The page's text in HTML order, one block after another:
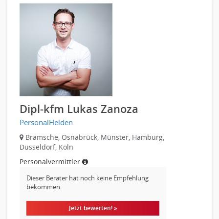
PR, Unternehmenskommunikation
Produktmanagement
Strategisches Marketing
Vertriebsmarketing
Human Resources
Personal Leitung, Teamleitung
rec2rec
Recruiting, Personalmarketing
Referent
Anwaltschaft
Justiziariat, Rechtsabteilung
Notar-, Justizfachangestellter, Anwaltsfachgehilfe
Notariat
Richter, Justizbeamte
Analyst
Anlageberatung, Vermögensberatung
Asset-/Fonds-Management
Pharmaindustrie
Telekommunikation
Textilien & Bekleidung
Transport & Logistik
Unternehmensberatung
Versicherungen
Dipl-kfm Lukas Zanoza
PersonalHelden
Bramsche, Osnabrück, Münster, Hamburg,
Düsseldorf, Köln
Personalvermittler
Dieser Berater hat noch keine Empfehlung
bekommen.
Jetzt bewerten! »